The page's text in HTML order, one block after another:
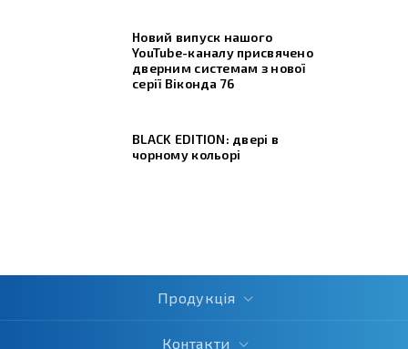
Новий випуск нашого
YouTube-каналу присвячено
дверним системам з нової
серії Віконда 76
BLACK EDITION: двері в
чорному кольорі
Продукція
Контакти